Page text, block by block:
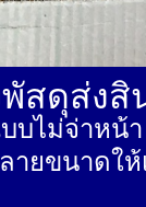
พัสดุส่ง
บไม่จ่าหน้
ายขนาดให้